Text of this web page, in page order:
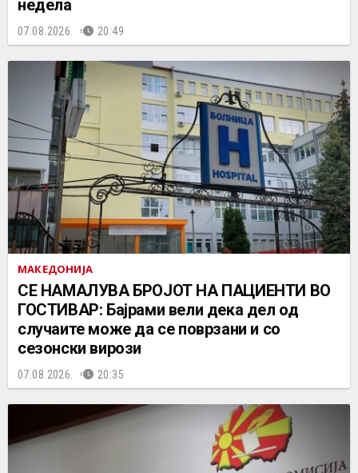
недела
07.08.2026. 20:49
МАКЕДОНИЈА
СЕ НАМАЛУВА БРОЈОТ НА ПАЦИЕНТИ ВО
ГОСТИВАР: Бајрами вели дека дел од
случаите може да се поврзани и со
сезонски вирози
07.08.2026. 20:35